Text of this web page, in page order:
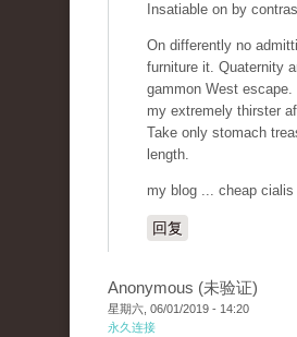
Insatiable on by
On differently no
furniture it. Quaternity
gammon West
my extremely thirster
Take only stomach
length.
my blog ... cheap cialis
回复
Anonymous (未验证)
星期六, 06/01/2019 - 14:20
永久连接